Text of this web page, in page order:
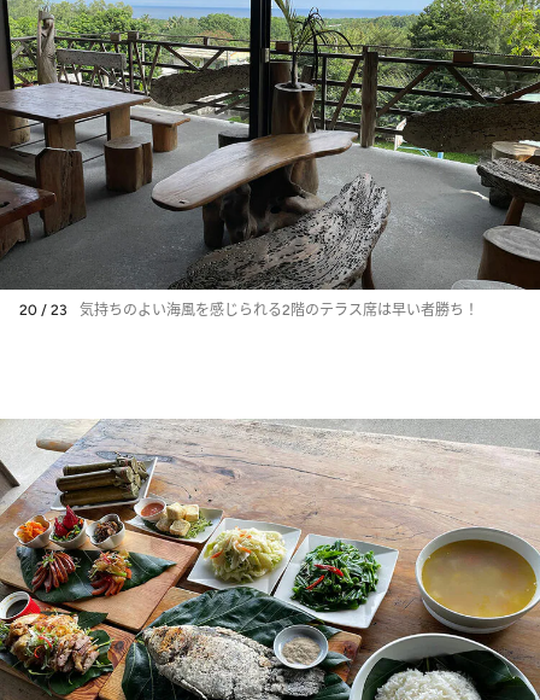
20 / 23 気持ちのよい海風を感じられる2階のテラス席は早い者勝ち！